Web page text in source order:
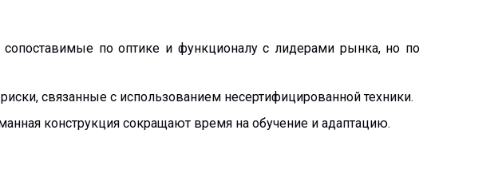
по оптике и функционалу с лидерами рынка, но по
связанные с использованием несертифицированной техники.
конструкция сокращают время на обучение и адаптацию.